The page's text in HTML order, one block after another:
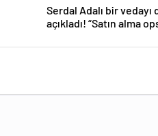
Serdal Adalı bir vedayı
açıkladı! “Satın alma